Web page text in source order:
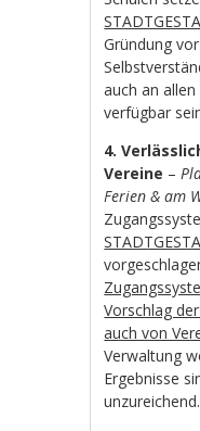
Gründung
auch an
verfügbar
4.
Vereine –
Ferien & am
Vorschlag
auch von
Verwaltung
Ergebnisse
unzureichend.